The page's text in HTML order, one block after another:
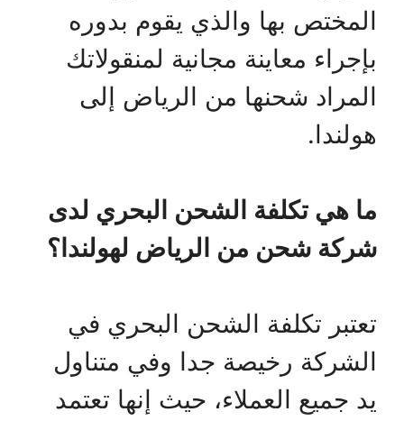
المختص بها والذي يقوم بدوره
بإجراء معاينة مجانية لمنقولاتك
المراد شحنها من الرياض إلى
هولندا.
ما هي تكلفة الشحن البحري لدى
شركة شحن من الرياض لهولندا؟
تعتبر تكلفة الشحن البحري في
الشركة رخيصة جدا وفي متناول
يد جميع العملاء، حيث إنها تعتمد